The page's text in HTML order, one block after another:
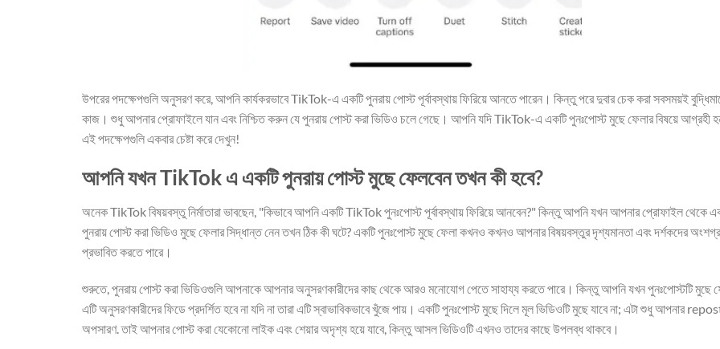
উপরের পদক্ষেপগুলি অনুসরণ করে, আপনি কার্যকরভাবে TikTok-এ একটি পুনরায় পোস্ট পূর্বাবস্থায় ফিরিয়ে আনতে পারেন। কিন্তু পরে দুবার চেক করা সবসময়ই
কাজ। শুধু আপনার প্রোফাইলে যান এবং নিশ্চিত করুন যে পুনরায় পোস্ট করা ভিডিও চলে গেছে। আপনি যদি TikTok-এ একটি পুনঃপোস্ট মুছে ফেলার বিষয়ে আগ্রহী
এই পদক্ষেপগুলি একবার চেষ্টা করে দেখুন!
আপনি যখন TikTok এ একটি পুনরায় পোস্ট মুছে ফেলবেন তখন কী হবে?
অনেক TikTok বিষয়বস্তু নির্মাতারা ভাবছেন, "কিভাবে আপনি একটি TikTok পুনঃপোস্ট পূর্বাবস্থায় ফিরিয়ে আনবেন?" কিন্তু আপনি যখন আপনার প্রোফাইল থেকে
পুনরায় পোস্ট করা ভিডিও মুছে ফেলার সিদ্ধান্ত নেন তখন ঠিক কী ঘটে? একটি পুনঃপোস্ট মুছে ফেলা কখনও কখনও আপনার বিষয়বস্তুর দৃশ্যমানতা এবং দর্শকদের
প্রভাবিত করতে পারে।
শুরুতে, পুনরায় পোস্ট করা ভিডিওগুলি আপনাকে আপনার অনুসরণকারীদের কাছ থেকে আরও মনোযোগ পেতে সাহায্য করতে পারে। কিন্তু আপনি যখন পুনঃপোস্টটি মুছে
এটি অনুসরণকারীদের ফিডে প্রদর্শিত হবে না যদি না তারা এটি স্বাভাবিকভাবে খুঁজে পায়। একটি পুনঃপোস্ট মুছে দিলে মূল ভিডিওটি মুছে যাবে না; এটা শুধু আপনার
অপসারণ. তাই আপনার পোস্ট করা যেকোনো লাইক এবং শেয়ার অদৃশ্য হয়ে যাবে, কিন্তু আসল ভিডিওটি এখনও তাদের কাছে উপলব্ধ থাকবে।